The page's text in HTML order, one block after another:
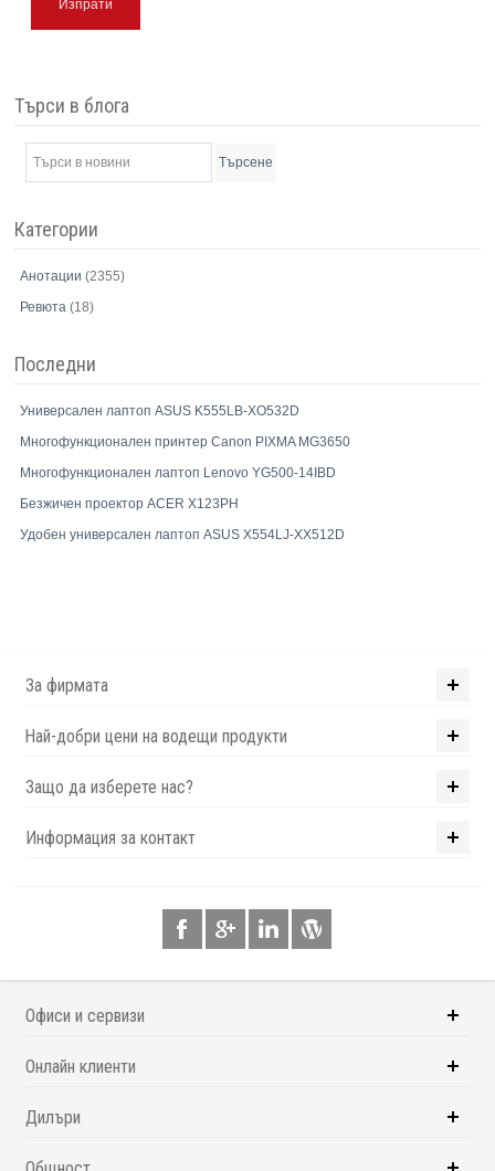
Изпрати
Търси в блога
Търсене
Категории
Анотации(2355)
Ревюта(18)
Последни
Универсален лаптоп ASUS K555LB-XO532D
Многофункционален принтер Canon PIXMA MG3650
Многофункционален лаптоп Lenovo YG500-14IBD
Безжичен проектор ACER X123PH
Удобен универсален лаптоп ASUS X554LJ-XX512D
За фирмата
Най-добри цени на водещи продукти
Защо да изберете нас?
Информация за контакт
Офиси и сервизи
Онлайн клиенти
Дилъри